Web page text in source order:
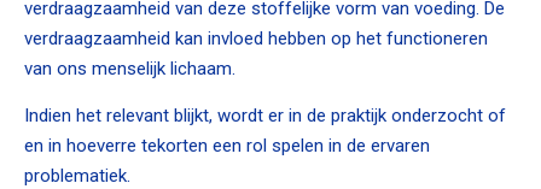
verdraagzaamheid van deze stoffelijke vorm van voeding. De
verdraagzaamheid kan invloed hebben op het functioneren
van ons menselijk lichaam.
Indien het relevant blijkt, wordt er in de praktijk onderzocht of
en in hoeverre tekorten een rol spelen in de ervaren
problematiek.